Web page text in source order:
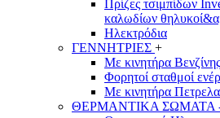
Πρίζες τσιμπίδων
καλωδίων
Ηλεκτρόδια
ΓΕΝΝΗΤΡΙΕΣ +
Με κινητήρα Βενζίνης
Φορητοί σταθμοί
Με κινητήρα
ΘΕΡΜΑΝΤΙΚΑ ΣΩΜΑΤΑ